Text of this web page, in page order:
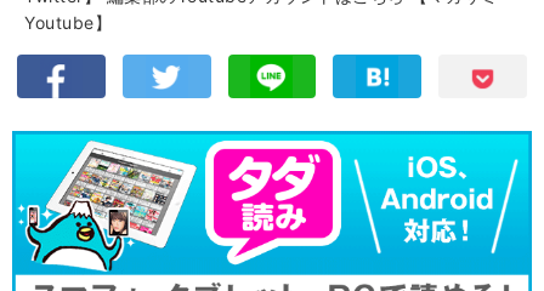
Youtube】